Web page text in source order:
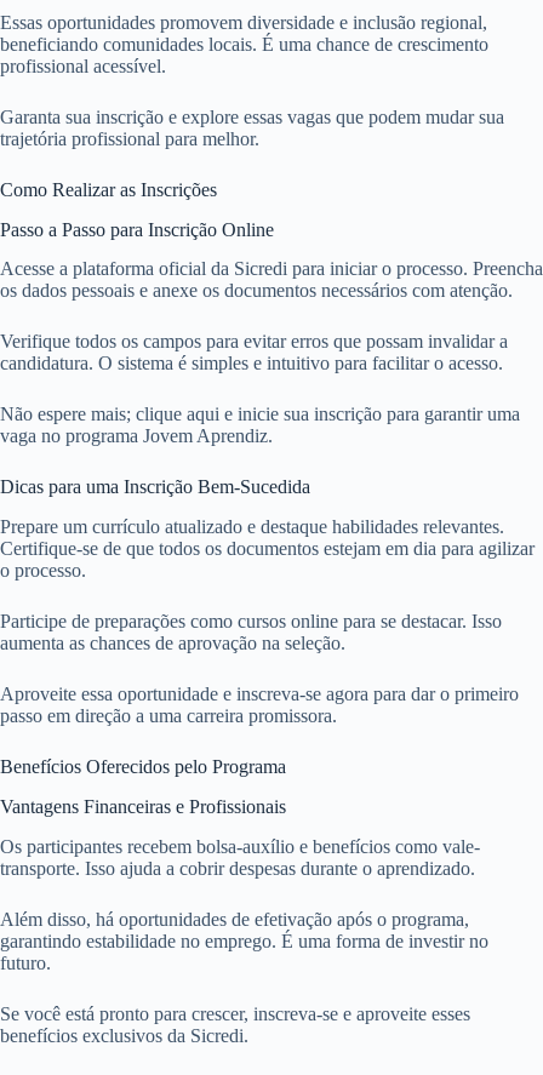
Essas oportunidades promovem diversidade e inclusão regional,
beneficiando comunidades locais. É uma chance de crescimento
profissional acessível.
Garanta sua inscrição e explore essas vagas que podem mudar sua
trajetória profissional para melhor.
Como Realizar as Inscrições
Passo a Passo para Inscrição Online
Acesse a plataforma oficial da Sicredi para iniciar o processo. Preencha
os dados pessoais e anexe os documentos necessários com atenção.
Verifique todos os campos para evitar erros que possam invalidar a
candidatura. O sistema é simples e intuitivo para facilitar o acesso.
Não espere mais; clique aqui e inicie sua inscrição para garantir uma
vaga no programa Jovem Aprendiz.
Dicas para uma Inscrição Bem-Sucedida
Prepare um currículo atualizado e destaque habilidades relevantes.
Certifique-se de que todos os documentos estejam em dia para agilizar
o processo.
Participe de preparações como cursos online para se destacar. Isso
aumenta as chances de aprovação na seleção.
Aproveite essa oportunidade e inscreva-se agora para dar o primeiro
passo em direção a uma carreira promissora.
Benefícios Oferecidos pelo Programa
Vantagens Financeiras e Profissionais
Os participantes recebem bolsa-auxílio e benefícios como vale-
transporte. Isso ajuda a cobrir despesas durante o aprendizado.
Além disso, há oportunidades de efetivação após o programa,
garantindo estabilidade no emprego. É uma forma de investir no
futuro.
Se você está pronto para crescer, inscreva-se e aproveite esses
benefícios exclusivos da Sicredi.